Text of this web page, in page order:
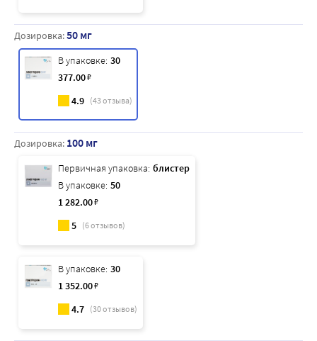
Дозировка:50 мг
В упаковке: 30
377.00₽
4.9 (43отзыва)
Дозировка: 100 мг
Первичная упаковка: блистер
В упаковке: 50
1 282.00₽
5 (6отзывов)
В упаковке: 30
1 352.00₽
4.7 (30отзывов)